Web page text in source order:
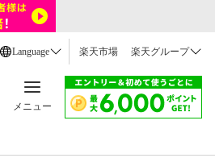
Language 楽天市場 楽天グループ
メニュー